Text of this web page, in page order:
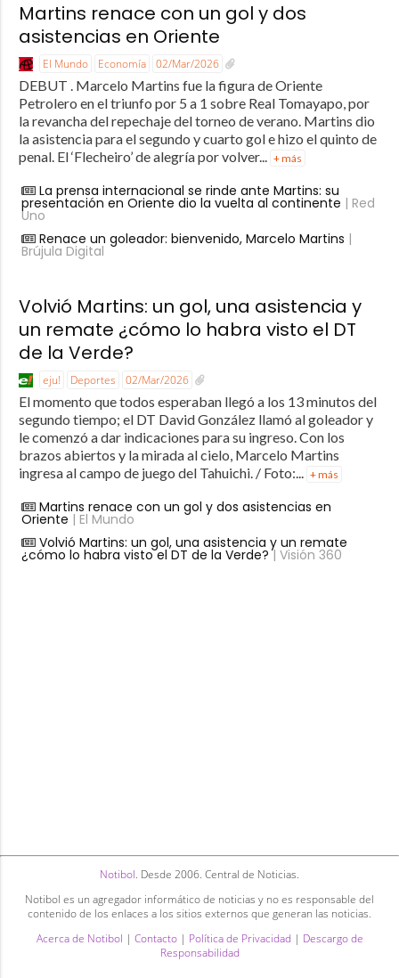
Martins renace con un gol y dos
asistencias en Oriente
El Mundo Economía 02/Mar/2026
DEBUT . Marcelo Martins fue la figura de Oriente
Petrolero en el triunfo por 5 a 1 sobre Real Tomayapo, por
la revancha del repechaje del torneo de verano. Martins dio
la asistencia para el segundo y cuarto gol e hizo el quinto de
penal. El ‘Flecheiro’ de alegría por volver... + más
La prensa internacional se rinde ante Martins: su
presentación en Oriente dio la vuelta al continente | Red
Uno
Renace un goleador: bienvenido, Marcelo Martins |
Brújula Digital
Volvió Martins: un gol, una asistencia y
un remate ¿cómo lo habra visto el DT
de la Verde?
eju! Deportes 02/Mar/2026
El momento que todos esperaban llegó a los 13 minutos del
segundo tiempo; el DT David González llamó al goleador y
le comenzó a dar indicaciones para su ingreso. Con los
brazos abiertos y la mirada al cielo, Marcelo Martins
ingresa al campo de juego del Tahuichi. / Foto:... + más
Martins renace con un gol y dos asistencias en
Oriente | El Mundo
Volvió Martins: un gol, una asistencia y un remate
¿cómo lo habra visto el DT de la Verde? | Visión 360
Notibol. Desde 2006. Central de Noticias.
Notibol es un agregador informático de noticias y no es responsable del
contenido de los enlaces a los sitios externos que generan las noticias.
Acerca de Notibol | Contacto| Política de Privacidad | Descargo de
Responsabilidad